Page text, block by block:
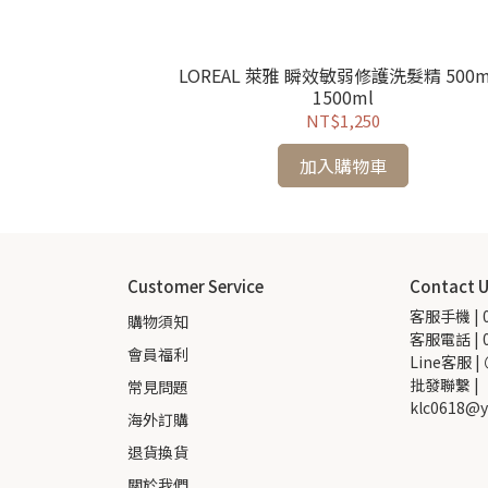
LOREAL 萊雅 瞬效敏弱修護洗髮精
1500ml
NT$1,250
加入購物車
Customer Service
購物須知
會員福利
常見問題
海外訂購
退貨換貨
Contact
客服手機 |
客服電話 |
Line客服 |
批發聯繫 |